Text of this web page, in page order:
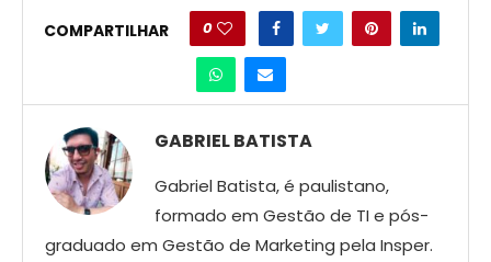
COMPARTILHAR 0
GABRIEL BATISTA
Gabriel Batista, é paulistano,
formado em Gestão de TI e pós-
graduado em Gestão de Marketing pela Insper.